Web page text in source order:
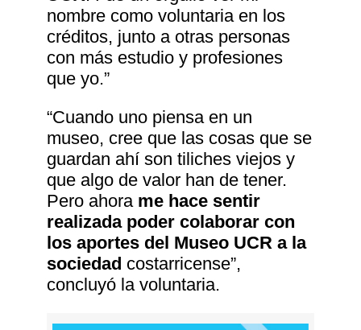
nombre como voluntaria en los
créditos, junto a otras personas
con más estudio y profesiones
que yo.”
“Cuando uno piensa en un
museo, cree que las cosas que se
guardan ahí son tiliches viejos y
que algo de valor han de tener.
Pero ahora me hace sentir
realizada poder colaborar con
los aportes del Museo UCR a la
sociedad costarricense”,
concluyó la voluntaria.